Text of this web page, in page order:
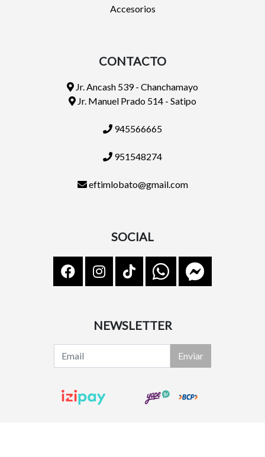
Accesorios
CONTACTO
Jr. Ancash 539 - Chanchamayo
Jr. Manuel Prado 514 - Satipo
945566665
951548274
eftimlobato@gmail.com
SOCIAL
NEWSLETTER
Enviar